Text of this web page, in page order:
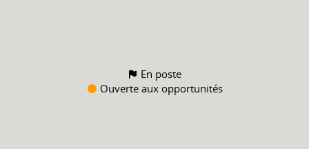
En poste
Ouverte aux opportunités